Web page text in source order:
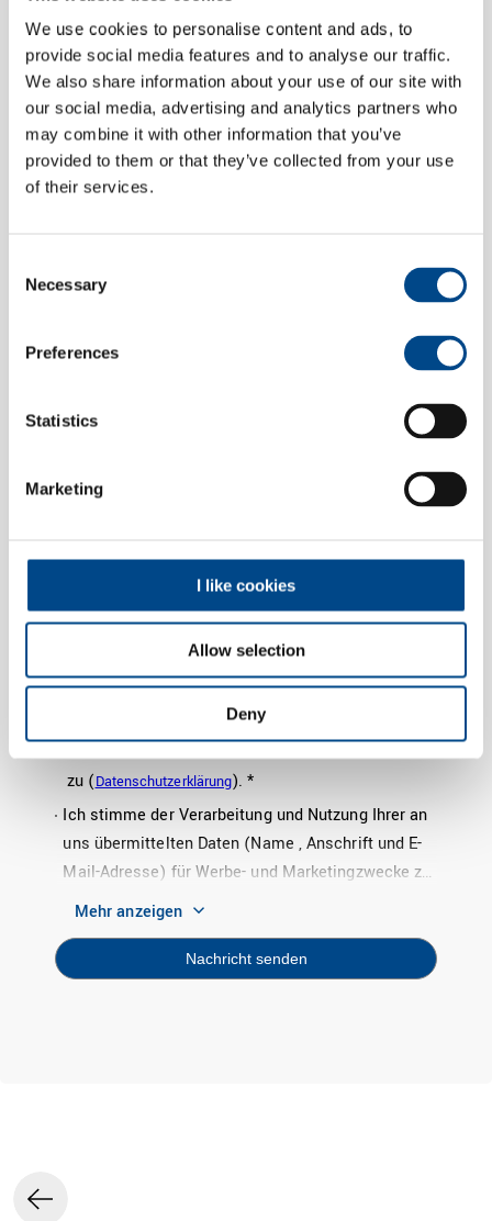
We use cookies to personalise content and ads, to
provide social media features and to analyse our traffic.
We also share information about your use of our site with
our social media, advertising and analytics partners who
may combine it with other information that you’ve
provided to them or that they’ve collected from your use
of their services.
Selection
Necessary
Preferences
Statistics
Marketing
I like cookies
Allow selection
Deny
Ich stimme der Speicherung und Verarbeitung
zu (Datenschutzerklärung). *
Ich stimme der Verarbeitung und Nutzung Ihrer an
uns übermittelten Daten (Name , Anschrift und E-
Mail-Adresse) für Werbe- und Marketingzwecke zu:
Wir dürfen Informationen zu folgenden Themen
erfolgt z.B. über die folgenden Kanäle E-Mail,
Telefon, Post. *
Mehr anzeigen
Nachricht senden